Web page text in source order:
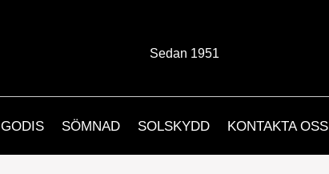
Sedan 1951
GODIS SÖMNAD SOLSKYDD KONTAKTA OSS